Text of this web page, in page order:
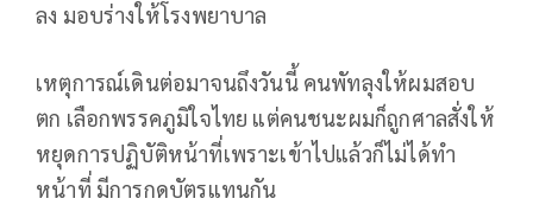
ลง มอบร่างให้โรงพยาบาล
เหตุการณ์เดินต่อมาจนถึงวันนี้ คนพัทลุงให้ผมสอบ
ตก เลือกพรรคภูมิใจไทย แต่คนชนะผมก็ถูกศาลสั่งให้
หยุดการปฏิบัติหน้าที่เพราะเข้าไปแล้วก็ไม่ได้ทำ
หน้าที่ มีการกดบัตรแทนกัน